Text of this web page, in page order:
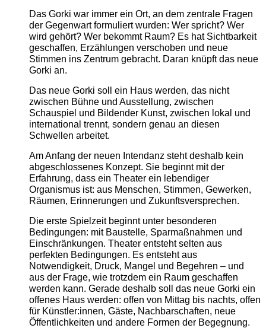
Das Gorki war immer ein Ort, an dem zentrale Fragen
der Gegenwart formuliert wurden: Wer spricht? Wer
wird gehört? Wer bekommt Raum? Es hat Sichtbarkeit
geschaffen, Erzählungen verschoben und neue
Stimmen ins Zentrum gebracht. Daran knüpft das neue
Gorki an.
Das neue Gorki soll ein Haus werden, das nicht
zwischen Bühne und Ausstellung, zwischen
Schauspiel und Bildender Kunst, zwischen lokal und
international trennt, sondern genau an diesen
Schwellen arbeitet.
Am Anfang der neuen Intendanz steht deshalb kein
abgeschlossenes Konzept. Sie beginnt mit der
Erfahrung, dass ein Theater ein lebendiger
Organismus ist: aus Menschen, Stimmen, Gewerken,
Räumen, Erinnerungen und Zukunftsversprechen.
Die erste Spielzeit beginnt unter besonderen
Bedingungen: mit Baustelle, Sparmaßnahmen und
Einschränkungen. Theater entsteht selten aus
perfekten Bedingungen. Es entsteht aus
Notwendigkeit, Druck, Mangel und Begehren – und
aus der Frage, wie trotzdem ein Raum geschaffen
werden kann. Gerade deshalb soll das neue Gorki ein
offenes Haus werden: offen von Mittag bis nachts, offen
für Künstler:innen, Gäste, Nachbarschaften, neue
Öffentlichkeiten und andere Formen der Begegnung.